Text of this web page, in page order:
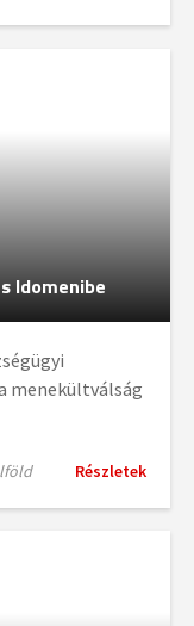
Idomenibe
menekültválság
Részletek